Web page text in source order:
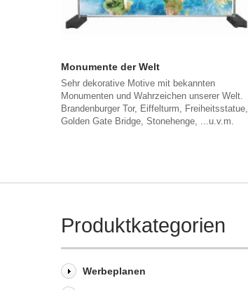
Monumente der Welt
Sehr dekorative Motive mit bekannten
Monumenten und Wahrzeichen unserer Welt.
Brandenburger Tor, Eiffelturm, Freiheitsstatue,
Golden Gate Bridge, Stonehenge, ...u.v.m.
Produktkategorien
Werbeplanen